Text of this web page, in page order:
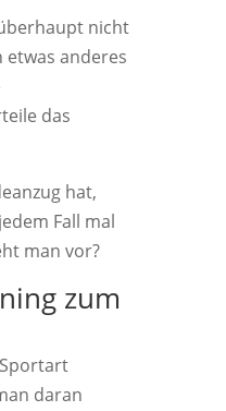
nicht
etwas anderes
das
hat,
Fall mal
man vor?
zum
daran